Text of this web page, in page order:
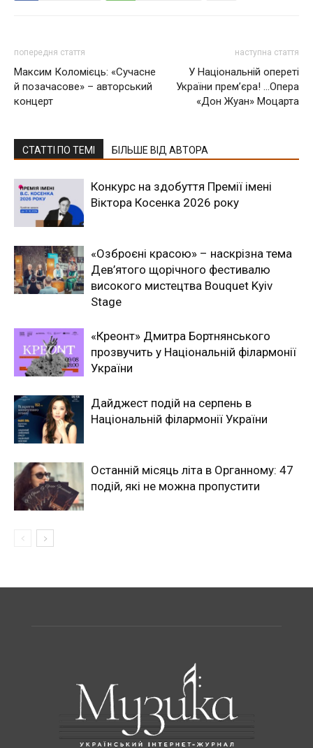
попередня стаття
Максим Коломієць: «Сучасне
й позачасове» – авторський
концерт
наступна стаття
У Національній опереті
України прем’єра! …Опера
«Дон Жуан» Моцарта
СТАТТІ ПО ТЕМІ БІЛЬШЕ ВІД АВТОРА
Конкурс на здобуття Премії імені
Віктора Косенка 2026 року
«Озброєні красою» – наскрізна тема
Дев’ятого щорічного фестивалю
високого мистецтва Bouquet Kyiv
Stage
«Креонт» Дмитра Бортнянського
прозвучить у Національній філармонії
України
Дайджест подій на серпень в
Національній філармонії України
Останній місяць літа в Органному: 47
подій, які не можна пропустити